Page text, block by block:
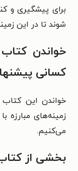
برای پیشگیری و
شوند تا در این
خواندن
کسانی
خواندن این کتاب
زمینه‌های مبارزه
می‌کنیم.
بخشی از